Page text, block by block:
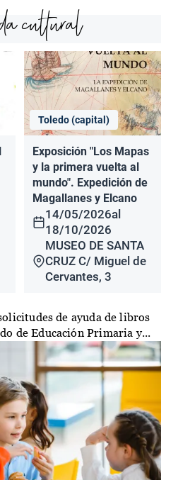
cultural
Toledo (capital)
Exposición "Los Mapas
y la primera vuelta al
mundo". Expedición de
Magallanes y Elcano
14/05/2026al
18/10/2026
MUSEO DE SANTA
CRUZ C/ Miguel de
Cervantes, 3
de ayuda de libros
de Educación Primaria y...